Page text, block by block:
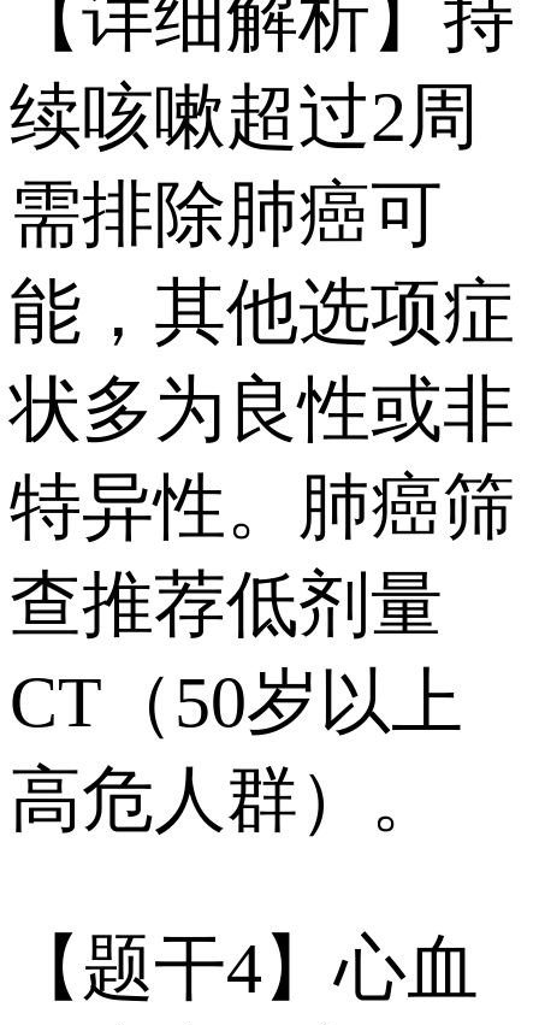
【详细解析】持
续咳嗽超过2周
需排除肺癌可
能，其他选项症
状多为良性或非
特异性。肺癌筛
查推荐低剂量
CT（50岁以上
高危人群）。
【题干4】心血